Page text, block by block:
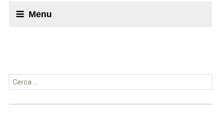
Menu
Ricerca per: